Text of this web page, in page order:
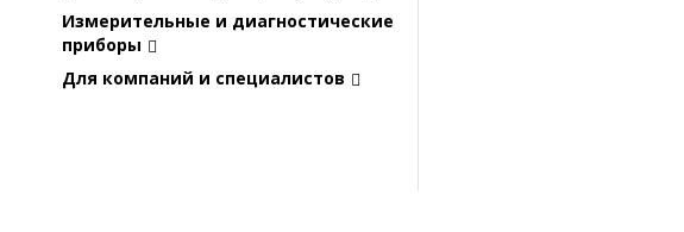
Измерительные и диагностические
приборы
Для компаний и специалистов